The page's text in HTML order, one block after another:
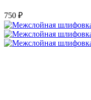
750 ₽